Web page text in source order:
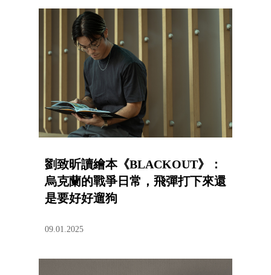
劉致昕讀繪本《BLACKOUT》：
烏克蘭的戰爭日常，飛彈打下來還
是要好好遛狗
09.01.2025